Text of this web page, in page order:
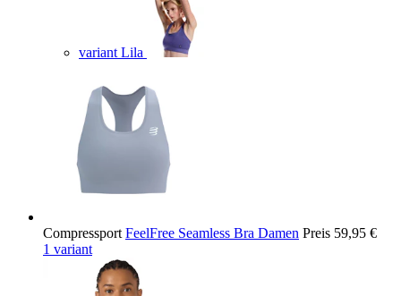
variant Lila
Compressport FeelFree Seamless Bra Damen Preis 59,95 €
1 variant